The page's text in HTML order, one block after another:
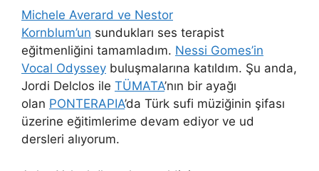
Michele Averard ve Nestor
Kornblum’un sundukları ses terapist
eğitmenliğini tamamladım. Nessi Gomes’in
Vocal Odyssey buluşmalarına katıldım. Şu anda,
Jordi Delclos ile TÜMATA’nın bir ayağı
olan PONTERAPIA’da Türk sufi müziğinin şifası
üzerine eğitimlerime devam ediyor ve ud
dersleri alıyorum.